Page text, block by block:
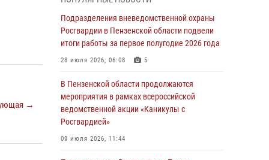
→
маскировавшейся под реабилитационный
центр (видео)
04 августа 2026, 07:05 4 1
В Управлении Росгвардии по Пензенской
полугодие 2026 года
04 августа 2026, 06:08
Росгвардия обеспечила безопасность
праздничных мероприятий в День ВДВ в
Подразделения вневедомственной охраны
Росгвардии в Пензенской области подвели
итоги работы за первое полугодие 2026 года
28 июля 2026, 06:08 5
В Пензенской области продолжаются
мероприятия в рамках всероссийской
ведомственной акции «Каникулы с
Росгвардией»
09 июля 2026, 11:44